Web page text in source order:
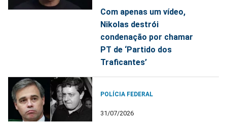
Com apenas um vídeo,
Nikolas destrói
condenação por chamar
PT de ‘Partido dos
Traficantes’
POLÍCIA FEDERAL
31/07/2026